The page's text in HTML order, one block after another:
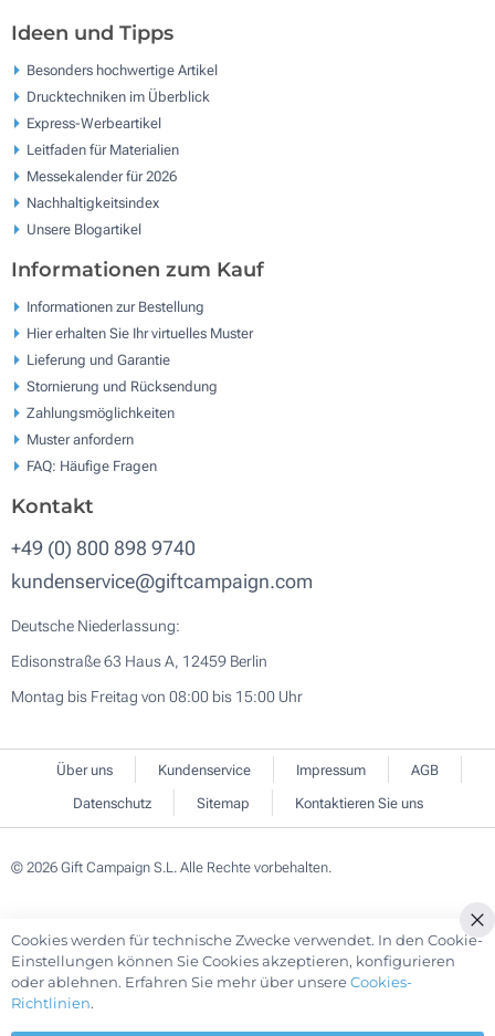
Ideen und Tipps
Besonders hochwertige Artikel
Drucktechniken im Überblick
Express-Werbeartikel
Leitfaden für Materialien
Messekalender für 2026
Nachhaltigkeitsindex
Unsere Blogartikel
Informationen zum Kauf
Informationen zur Bestellung
Hier erhalten Sie Ihr virtuelles Muster
Lieferung und Garantie
Stornierung und Rücksendung
Zahlungsmöglichkeiten
Muster anfordern
FAQ: Häufige Fragen
Kontakt
+49 (0) 800 898 9740
kundenservice@giftcampaign.com
Deutsche Niederlassung:
Edisonstraße 63 Haus A, 12459 Berlin
Montag bis Freitag von 08:00 bis 15:00 Uhr
Über uns Kundenservice Impressum
AGB
Datenschutz
Sitemap Kontaktieren Sie uns
© 2026 Gift Campaign S.L. Alle Rechte vorbehalten.
Cookies werden für technische Zwecke verwendet. In den Cookie-
Einstellungen können Sie Cookies akzeptieren, konfigurieren
oder ablehnen. Erfahren Sie mehr über unsereCookies-
Richtlinien.